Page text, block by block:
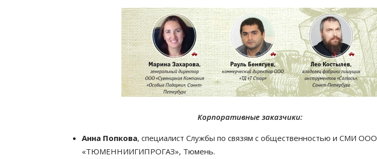
Корпоративные заказчики:
Анна Попкова, специалист Службы по связям с общественностью и СМИ ООО
«ТЮМЕННИИГИПРОГАЗ», Тюмень.